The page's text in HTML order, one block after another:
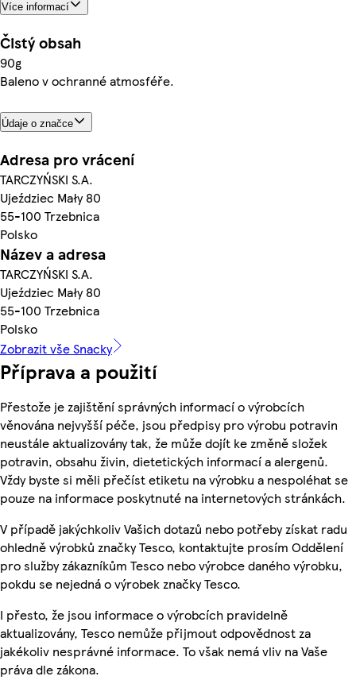
Více informací
Čistý obsah
90g
Baleno v ochranné atmosféře.
Údaje o značce
Adresa pro vrácení
TARCZYŃSKI S.A.
Ujeździec Mały 80
55-100 Trzebnica
Polsko
Název a adresa
TARCZYŃSKI S.A.
Ujeździec Mały 80
55-100 Trzebnica
Polsko
Zobrazit vše Snacky
Příprava a použití
Přestože je zajištění správných informací o výrobcích
věnována nejvyšší péče, jsou předpisy pro výrobu potravin
neustále aktualizovány tak, že může dojít ke změně složek
potravin, obsahu živin, dietetických informací a alergenů.
Vždy byste si měli přečíst etiketu na výrobku a nespoléhat se
pouze na informace poskytnuté na internetových stránkách.
V případě jakýchkoliv Vašich dotazů nebo potřeby získat radu
ohledně výrobků značky Tesco, kontaktujte prosím Oddělení
pro služby zákazníkům Tesco nebo výrobce daného výrobku,
pokdu se nejedná o výrobek značky Tesco.
I přesto, že jsou informace o výrobcích pravidelně
aktualizovány, Tesco nemůže přijmout odpovědnost za
jakékoliv nesprávné informace. To však nemá vliv na Vaše
práva dle zákona.